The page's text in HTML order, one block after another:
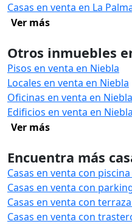
Casas en venta en La
Ver más
Otros inmuebles
Pisos en venta en Niebla
Locales en venta en Niebla
Oficinas en venta en Niebla
Edificios en venta en Niebla
Ver más
Encuentra más
Casas en venta con
Casas en venta con
Casas en venta con
Casas en venta con